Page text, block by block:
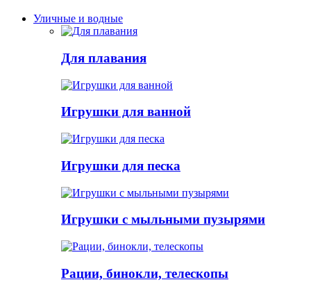
Уличные и водные
Для плавания
Игрушки для ванной
Игрушки для песка
Игрушки с мыльными пузырями
Рации, бинокли, телескопы